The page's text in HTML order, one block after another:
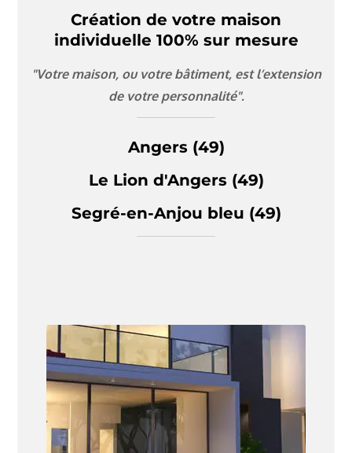
Création de votre maison
individuelle 100% sur mesure
"Votre maison, ou votre bâtiment, est l’extension
de votre personnalité".
Angers (49)
Le Lion d'Angers (49)
Segré-en-Anjou bleu (49)